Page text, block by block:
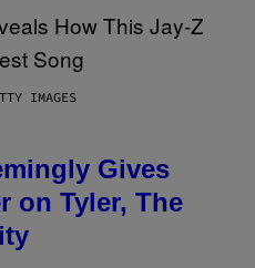
IMAGES
Gives
on Tyler, The